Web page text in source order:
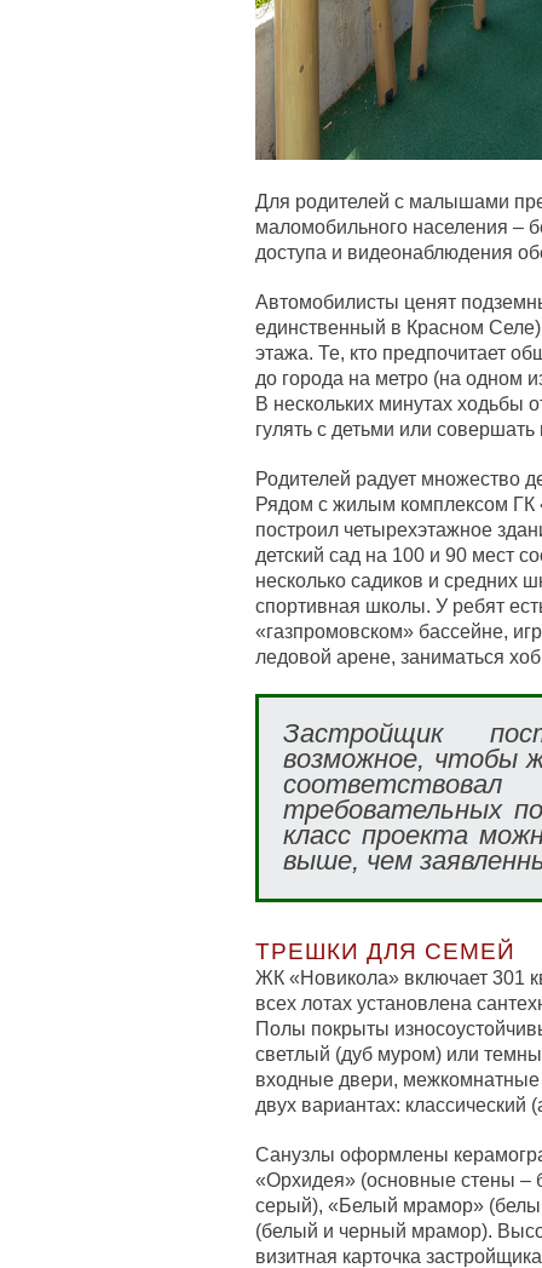
Для родителей с малышами
маломобильного населения –
доступа и видеонаблюдения
Автомобилисты ценят
единственный в Красном
этажа. Те, кто предпочитает
до города на метро (на одном
В нескольких минутах ходьбы
гулять с детьми или
Родителей радует множество
Рядом с жилым комплексом ГК
построил четырехэтажное
детский сад на 100 и 90 мест
несколько садиков и средних
спортивная школы. У ребят
«газпромовском» бассейне,
ледовой арене, заниматься
Застройщик
возможное, чтобы
требовательных
класс проекта
выше, чем
ТРЕШКИ ДЛЯ СЕМЕЙ
ЖК «Новикола» включает 301
всех лотах установлена
Полы покрыты
светлый (дуб муром) или
входные двери, межкомнатные
двух вариантах: классический
Санузлы оформлены
«Орхидея» (основные стены –
серый), «Белый мрамор»
(белый и черный мрамор).
визитная карточка